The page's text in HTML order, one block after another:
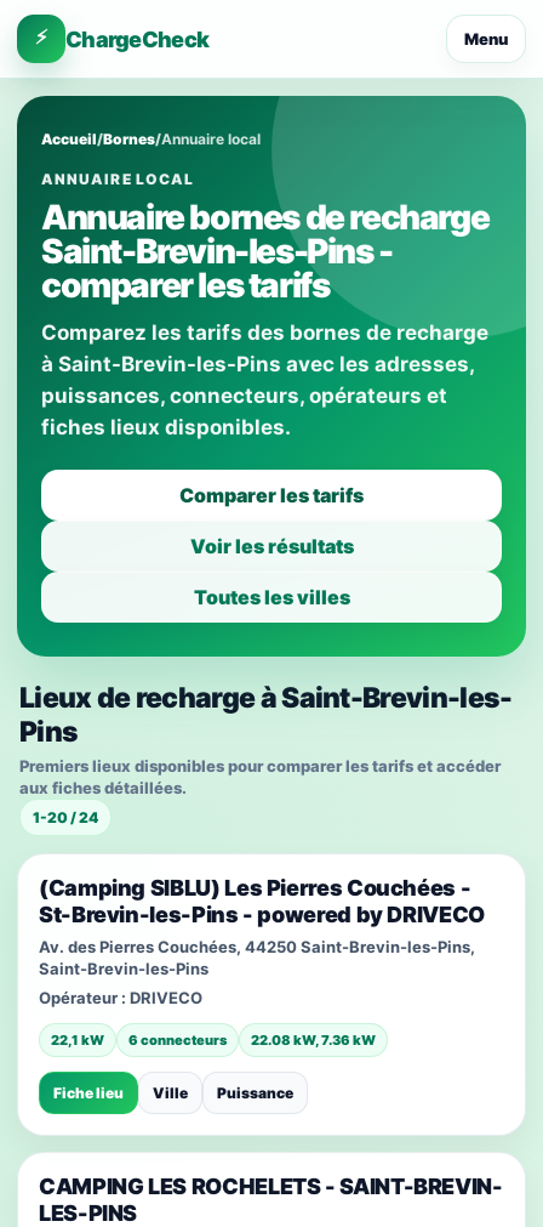
⚡ ChargeCheck Menu
Accueil/Bornes/Annuaire local
ANNUAIRE LOCAL
Annuaire bornes de recharge
Saint-Brevin-les-Pins -
comparer les tarifs
Comparez les tarifs des bornes de recharge
à Saint-Brevin-les-Pins avec les adresses,
puissances, connecteurs, opérateurs et
fiches lieux disponibles.
Comparer les tarifs
Voir les résultats
Toutes les villes
Lieux de recharge à Saint-Brevin-les-
Pins
Premiers lieux disponibles pour comparer les tarifs et accéder
aux fiches détaillées.
1-20 / 24
(Camping SIBLU) Les Pierres Couchées -
St-Brevin-les-Pins - powered by DRIVECO
Av. des Pierres Couchées, 44250 Saint-Brevin-les-Pins,
Saint-Brevin-les-Pins
Opérateur : DRIVECO
22,1 kW 6 connecteurs 22.08 kW, 7.36 kW
Fiche lieu Ville Puissance
CAMPING LES ROCHELETS - SAINT-BREVIN-
LES-PINS